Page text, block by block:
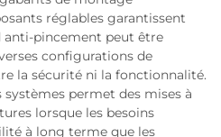
réglables garantissent
anti-pincement peut être
configurations de
la sécurité ni la fonctionnalité.
permet des mises à
lorsque les besoins
à long terme que les